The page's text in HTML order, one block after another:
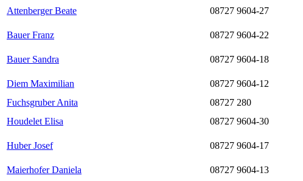
Attenberger Beate 08727 9604-27
Bauer Franz 08727 9604-22
Bauer Sandra 08727 9604-18
Diem Maximilian 08727 9604-12
Fuchsgruber Anita
08727 280
Houdelet Elisa
08727 9604-30
Huber Josef 08727 9604-17
Maierhofer Daniela 08727 9604-13